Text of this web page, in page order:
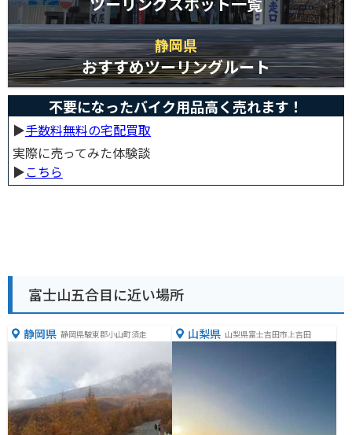
静岡県
おすすめツーリングルート
不要になったバイク用品高く売れます！
▶︎手数料無料の宅配買取
実際に売ってみた体験談
▶︎こちら
富士山五合目に近い場所
静岡県 静岡県駿東郡小山町須走 山梨県 山梨県富士吉田市上吉田